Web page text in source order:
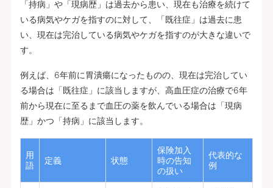
「持病」や「現病歴」は過去から患い、現在も治療を続けて
いる病気やケガを指すのに対して、「既往症」は過去に患
い、現在は完治している病気やケガを指すのが大きな違いで
す。
例えば、6年前に胃潰瘍になったものの、現在は完治してい
る場合は「既往症」に該当しますが、高血圧症の治療で6年
前から現在に至るまで血圧の薬を飲んでいる場合は「現病
歴」かつ「持病」に該当します。
用
語
定義 状態
保険加入
時の告知
の扱い
代表的な
例